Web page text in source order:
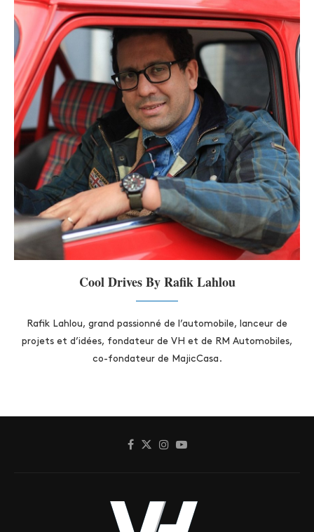
Cool Drives By Rafik Lahlou
Rafik Lahlou, grand passionné de l’automobile, lanceur de
projets et d’idées, fondateur de VH et de RM Automobiles,
co-fondateur de MajicCasa.